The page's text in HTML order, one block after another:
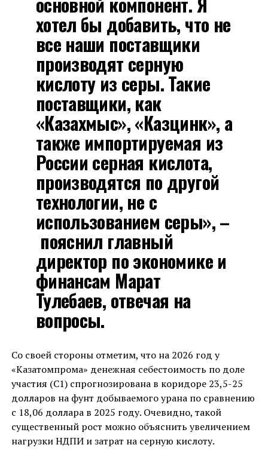
хотел бы добавить, что не
все наши поставщики
производят серную
кислоту из серы. Такие
поставщики, как
«Казахмыс», «Казцинк», а
также импортируемая из
России серная кислота,
производятся по другой
технологии, не с
использованием серы», –
пояснил главный
директор по экономике и
финансам Марат
Тулебаев, отвечая на
вопросы.
Со своей стороны отметим, что на 2026 год у
«Казатомпрома» денежная себестоимость по доле
участия (С1) спрогнозирована в коридоре 23,5-25
долларов на фунт добываемого урана по сравнению
с 18,06 доллара в 2025 году. Очевидно, такой
существенный рост можно объяснить увеличением
нагрузки НДПИ и затрат на серную кислоту.